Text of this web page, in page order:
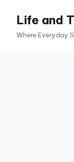
Life and
Where Everyday